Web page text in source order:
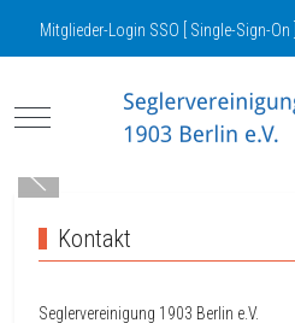
Mitglieder-Login SSO [ Single-Sign-On ]
Mobile Menu Toggle
Kontakt
Seglervereinigung 1903 Berlin e.V.